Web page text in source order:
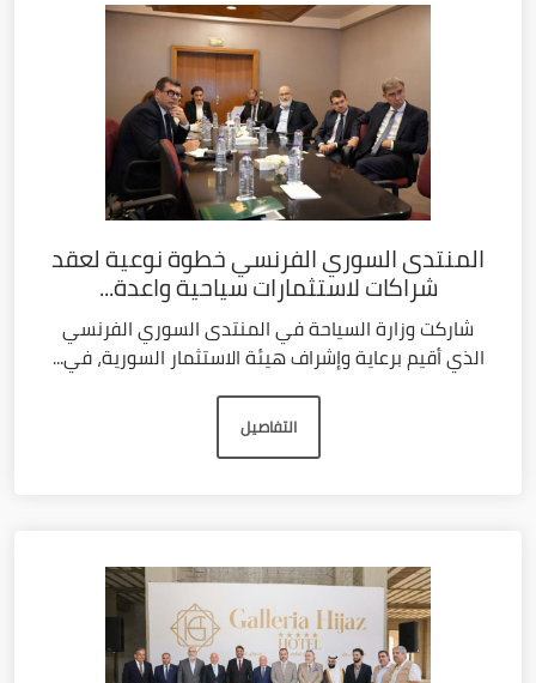
المنتدى السوري الفرنسي خطوة نوعية لعقد
شراكات لاستثمارات سياحية واعدة...
شاركت وزارة السياحة في المنتدى السوري الفرنسي
الذي أقيم برعاية وإشراف هيئة الاستثمار السورية، في...
التفاصيل